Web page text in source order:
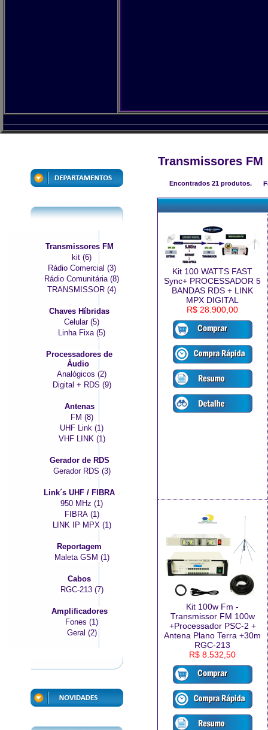
Transmissores FM
kit (6)
Rádio Comercial (3)
Rádio Comunitária (8)
TRANSMISSOR (4)
Chaves Híbridas
Celular (5)
Linha Fixa (5)
Processadores de
Áudio
Analógicos (2)
Digital + RDS (9)
Antenas
FM (8)
UHF Link (1)
VHF LINK (1)
Gerador de RDS
Gerador RDS (3)
Link´s UHF / FIBRA
950 MHz (1)
FIBRA (1)
LINK IP MPX (1)
Reportagem
Maleta GSM (1)
Cabos
RGC-213 (7)
Amplificadores
Fones (1)
Geral (2)
Transmissores FM
Encontrados 21produtos.
Kit 100 WATTS FAST
Sync+ PROCESSADOR 5
BANDAS RDS + LINK
MPX DIGITAL
R$ 28.900,00
Kit 100w Fm -
Transmissor FM 100w
+Processador PSC-2 +
Antena Plano Terra +30m
RGC-213
R$ 8.532,50